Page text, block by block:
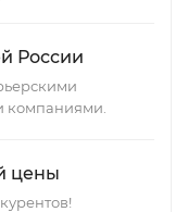
России
компаниями.
цены